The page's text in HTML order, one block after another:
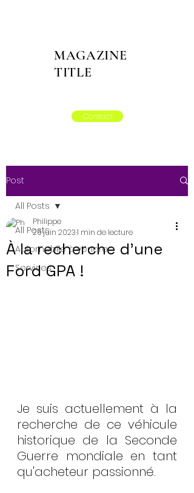
MAGAZINE
TITLE
Contact
Post
All Posts
Automobile à vendre
Services
All Posts
À la recherche d'une
Ford GPA !
Philippe
26 juin 20231 min de lecture
Je suis actuellement à la
recherche de ce véhicule
historique de la Seconde
Guerre mondiale en tant
qu'acheteur passionné.